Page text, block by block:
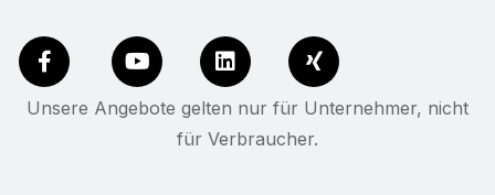
Unsere Angebote gelten nur für Unternehmer, nicht
für Verbraucher.